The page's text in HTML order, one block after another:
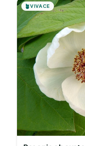
🪴VIVACE